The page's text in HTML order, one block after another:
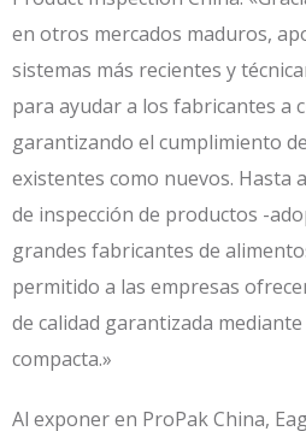
en otros mercados maduros,
sistemas más recientes y
para ayudar a los fabricantes a
garantizando el cumplimiento
existentes como nuevos. Hasta
de inspección de productos -
grandes fabricantes de
permitido a las empresas
de calidad garantizada
compacta.»
Al exponer en ProPak China,